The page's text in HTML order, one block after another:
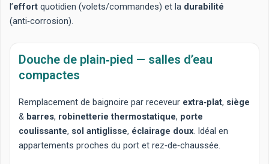
l’effortquotidien (volets/commandes) et la durabilité
(anti‑corrosion).
Douche de plain‑pied — salles d’eau
compactes
Remplacement de baignoire par receveur extra‑plat, siège
& barres, robinetterie thermostatique, porte
coulissante, sol antiglisse, éclairage doux. Idéal en
appartements proches du port et rez‑de‑chaussée.